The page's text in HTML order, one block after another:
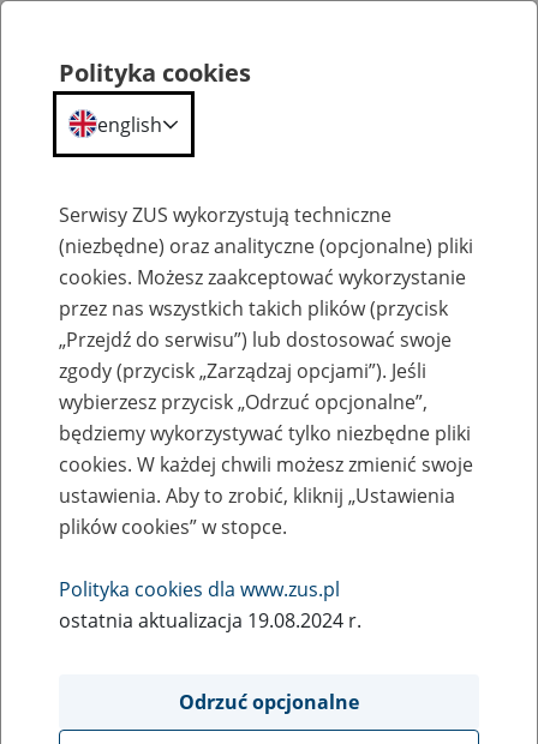
Kontakt
Oddziały, inspektoraty, biura
terenowe
Nie wiesz gdzie jest zlokalizowany oddział lub
jednostka ZUS? Skorzystaj z wyszukiwarki:
właściwy dla miejsca wystawienia zaświadczenia lekarskiego,
siedziby pracodawcy lub miejsca zamieszkania/pobytu osoby
Polityka cookies
english
Serwisy ZUS wykorzystują techniczne
(niezbędne) oraz analityczne (opcjonalne) pliki
cookies. Możesz zaakceptować wykorzystanie
przez nas wszystkich takich plików (przycisk
„Przejdź do serwisu”) lub dostosować swoje
zgody (przycisk „Zarządzaj opcjami”). Jeśli
wybierzesz przycisk „Odrzuć opcjonalne”,
będziemy wykorzystywać tylko niezbędne pliki
cookies. W każdej chwili możesz zmienić swoje
ustawienia. Aby to zrobić, kliknij „Ustawienia
plików cookies” w stopce.
Polityka cookies dla www.zus.pl
ostatnia aktualizacja 19.08.2024 r.
Odrzuć opcjonalne